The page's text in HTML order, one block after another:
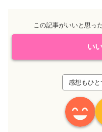
この記事がいいと思っ
い
感想もひ